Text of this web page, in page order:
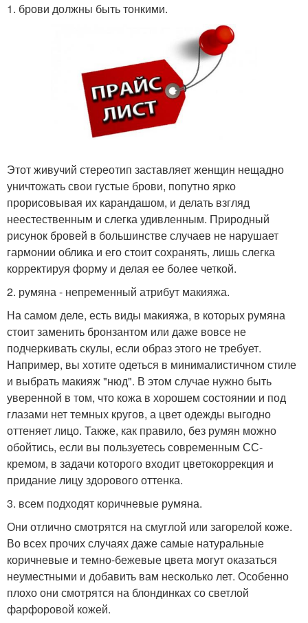
1. брови должны быть тонкими.
Этот живучий стереотип заставляет женщин нещадно
уничтожать свои густые брови, попутно ярко
прорисовывая их карандашом, и делать взгляд
неестественным и слегка удивленным. Природный
рисунок бровей в большинстве случаев не нарушает
гармонии облика и его стоит сохранять, лишь слегка
корректируя форму и делая ее более четкой.
2. румяна - непременный атрибут макияжа.
На самом деле, есть виды макияжа, в которых румяна
стоит заменить бронзантом или даже вовсе не
подчеркивать скулы, если образ этого не требует.
Например, вы хотите одеться в минималистичном стиле
и выбрать макияж "нюд". В этом случае нужно быть
уверенной в том, что кожа в хорошем состоянии и под
глазами нет темных кругов, а цвет одежды выгодно
оттеняет лицо. Также, как правило, без румян можно
обойтись, если вы пользуетесь современным СС-
кремом, в задачи которого входит цветокоррекция и
придание лицу здорового оттенка.
3. всем подходят коричневые румяна.
Они отлично смотрятся на смуглой или загорелой коже.
Во всех прочих случаях даже самые натуральные
коричневые и темно-бежевые цвета могут оказаться
неуместными и добавить вам несколько лет. Особенно
плохо они смотрятся на блондинках со светлой
фарфоровой кожей.